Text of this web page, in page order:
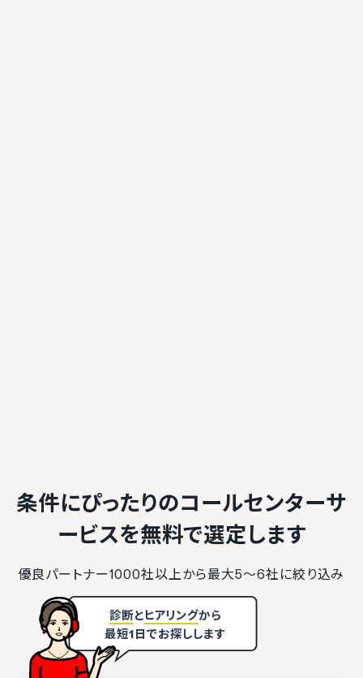
条件にぴったりのコールセンターサ
ービスを無料で選定します
優良パートナー1000社以上から最大5〜6社に絞り込み
診断とヒアリングから
最短1日でお探しします